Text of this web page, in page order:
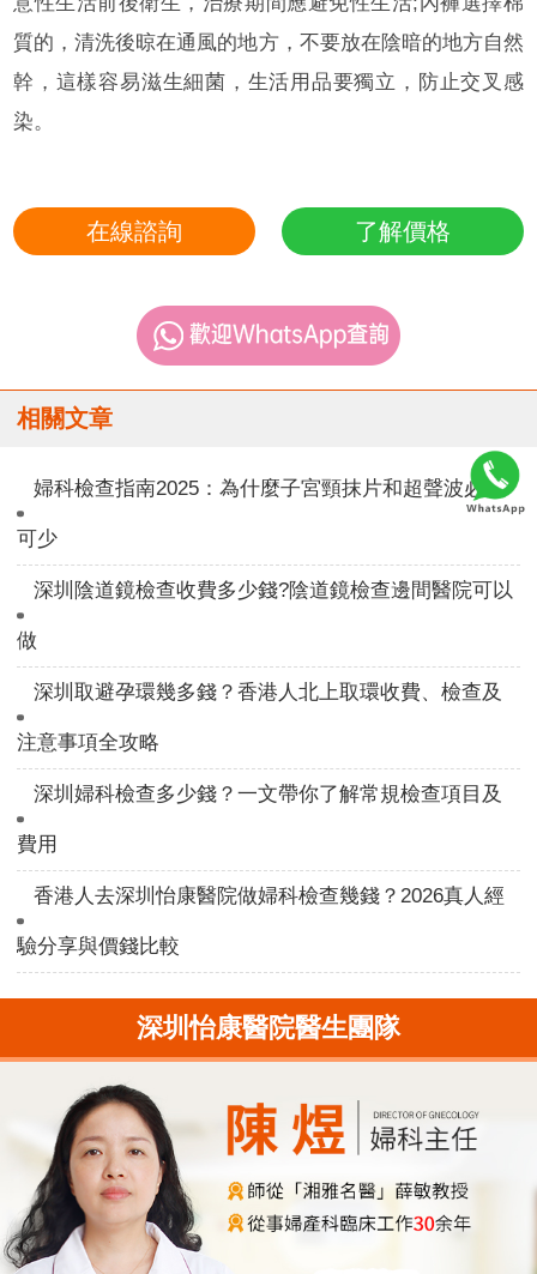
質的，清洗後晾在通風的地方，不要放在陰暗的地方自然
幹，這樣容易滋生細菌，生活用品要獨立，防止交叉感
染。
在線諮詢 了解價格
相關文章
婦科檢查指南2025：為什麼子宮頸抹片和超聲波必不
可少
深圳陰道鏡檢查收費多少錢?陰道鏡檢查邊間醫院可以
做
深圳取避孕環幾多錢？香港人北上取環收費、檢查及
注意事項全攻略
深圳婦科檢查多少錢？一文帶你了解常規檢查項目及
費用
香港人去深圳怡康醫院做婦科檢查幾錢？2026真人經
驗分享與價錢比較
深圳怡康醫院醫生團隊